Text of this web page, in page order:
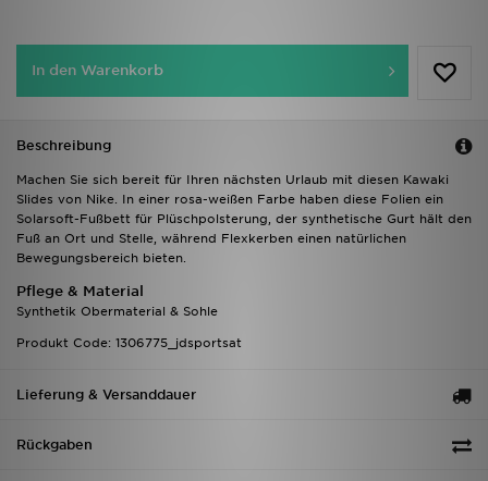
In den Warenkorb
Beschreibung
Machen Sie sich bereit für Ihren nächsten Urlaub mit diesen Kawaki
Slides von Nike. In einer rosa-weißen Farbe haben diese Folien ein
Solarsoft-Fußbett für Plüschpolsterung, der synthetische Gurt hält den
Fuß an Ort und Stelle, während Flexkerben einen natürlichen
Bewegungsbereich bieten.
Pflege & Material
Synthetik Obermaterial & Sohle
Produkt Code: 1306775_jdsportsat
Lieferung & Versanddauer
Rückgaben